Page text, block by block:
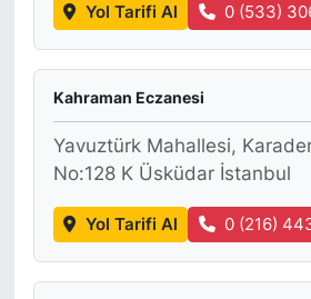
Yol Tarifi Al 0 (533)
Kahraman Eczanesi
Yavuztürk Mahallesi,
No:128 K Üsküdar İstanbul
Yol Tarifi Al 0 (216)